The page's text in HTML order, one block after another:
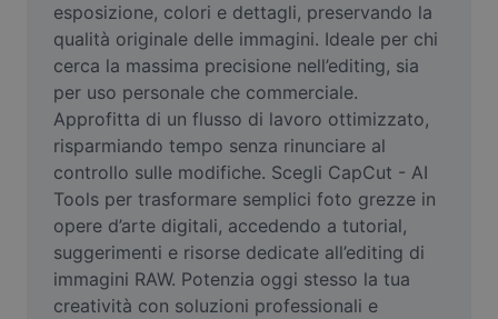
Rimuovi sfondo video
Miglioramento della qualità
Editor video
Taglia video
Aggiungi sottotitoli al video
Convertitore video
esposizione, colori e dettagli, preservando la
qualità originale delle immagini. Ideale per chi
cerca la massima precisione nell’editing, sia
per uso personale che commerciale.
Approfitta di un flusso di lavoro ottimizzato,
risparmiando tempo senza rinunciare al
controllo sulle modifiche. Scegli CapCut - AI
Tools per trasformare semplici foto grezze in
opere d’arte digitali, accedendo a tutorial,
suggerimenti e risorse dedicate all’editing di
immagini RAW. Potenzia oggi stesso la tua
creatività con soluzioni professionali e